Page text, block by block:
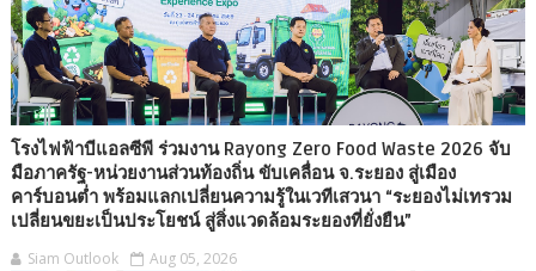
โรงไฟฟ้าบีแอลซีพี ร่วมงาน Rayong Zero Food Waste 2026 จับ
มือภาครัฐ-หน่วยงานส่วนท้องถิ่น ขับเคลื่อน จ.ระยอง สู่เมือง
คาร์บอนต่ำ พร้อมแลกเปลี่ยนความรู้ในเวทีเสวนา “ระยองไม่เทรวม
เปลี่ยนขยะเป็นประโยชน์ สู่สิ่งแวดล้อมระยองที่ยั่งยืน”
Siam Outlook Aug 05, 2026